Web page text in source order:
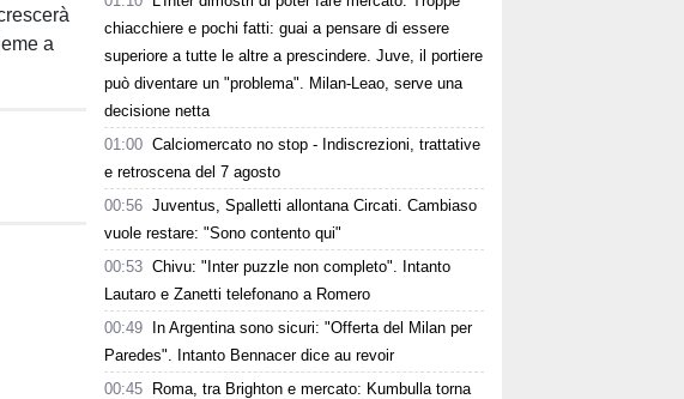
a
chiacchiere e pochi fatti: guai a pensare di essere
superiore a tutte le altre a prescindere. Juve, il portiere
può diventare un "problema". Milan-Leao, serve una
decisione netta
01:00 Calciomercato no stop - Indiscrezioni, trattative
e retroscena del 7 agosto
00:56 Juventus, Spalletti allontana Circati. Cambiaso
vuole restare: "Sono contento qui"
00:53 Chivu: "Inter puzzle non completo". Intanto
Lautaro e Zanetti telefonano a Romero
00:49
In Argentina sono sicuri: "Offerta del Milan per
Paredes". Intanto Bennacer dice au revoir
00:45
Roma, tra Brighton e mercato: Kumbulla torna